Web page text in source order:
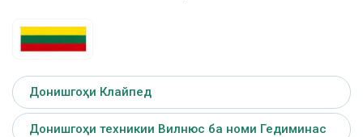
Донишгоҳи Клайпед
Донишгоҳи техникии Вилнюс ба номи Гедиминас